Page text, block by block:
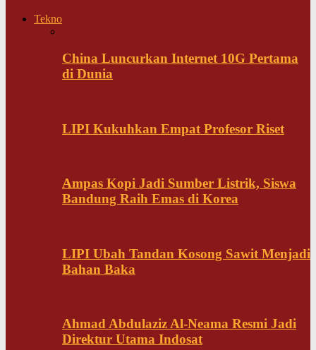
Tekno
China Luncurkan Internet 10G Pertama
di Dunia
LIPI Kukuhkan Empat Profesor Riset
Ampas Kopi Jadi Sumber Listrik, Siswa
Bandung Raih Emas di Korea
LIPI Ubah Tandan Kosong Sawit Menjadi
Bahan Baka
Ahmad Abdulaziz Al-Neama Resmi Jadi
Direktur Utama Indosat